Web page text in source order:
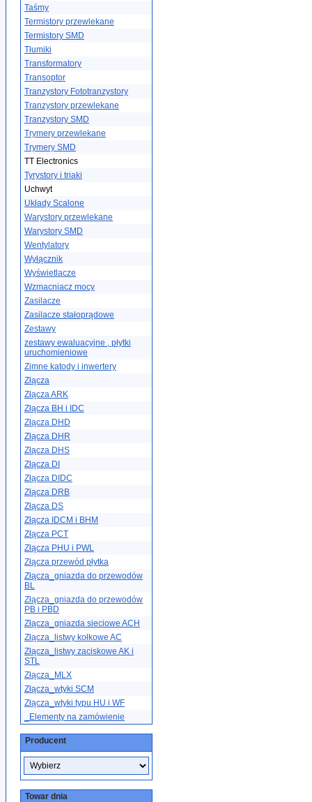
Taśmy
Termistory przewlekane
Termistory SMD
Tłumiki
Transformatory
Transoptor
Tranzystory Fototranzystory
Tranzystory przewlekane
Tranzystory SMD
Trymery przewlekane
Trymery SMD
TT Electronics
Tyrystory i triaki
Uchwyt
Układy Scalone
Warystory przewlekane
Warystory SMD
Wentylatory
Wyłącznik
Wyświetlacze
Wzmacniacz mocy
Zasilacze
Zasilacze stałoprądowe
Zestawy
zestawy ewaluacyjne , płytki
uruchomieniowe
Zimne katody i inwertery
Złącza
Złącza ARK
Złącza BH i IDC
Złącza DHD
Złącza DHR
Złącza DHS
Złącza DI
Złącza DIDC
Złącza DRB
Złącza DS
Złącza IDCM i BHM
Złącza PCT
Złącza PHU i PWL
Złącza przewód płytka
Złącza_gniazda do przewodów
BL
Złącza_gniazda do przewodów
PB i PBD
Złącza_gniazda sieciowe ACH
Złącza_listwy kołkowe AC
Złącza_listwy zaciskowe AK i
STL
Złącza_MLX
Złącza_wtyki SCM
Złącza_wtyki typu HU i WF
_Elementy na zamówienie
Producent
Towar dnia